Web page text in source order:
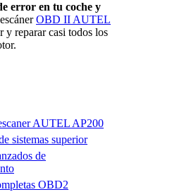
error en tu coche y
OBD II AUTEL
y reparar casi todos los
AUTEL AP200
sistemas superior
de
OBD2